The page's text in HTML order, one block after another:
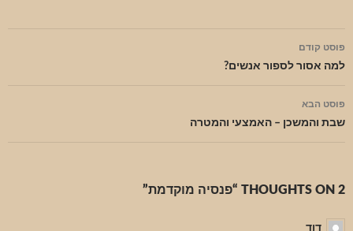
ניווט
בפוסטים
פוסט קודם
למה אסור לספור אנשים?
פוסט הבא
שבת והמשכן – האמצעי והמטרה
2 THOUGHTS ON “פנסיה מוקדמת”
דוד